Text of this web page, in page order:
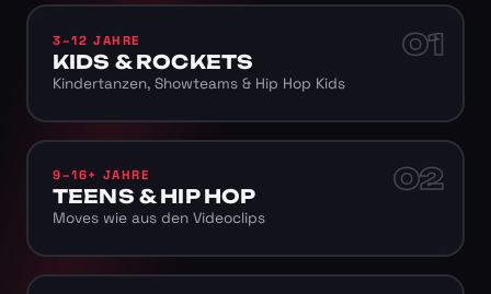
01
3–12 JAHRE
KIDS & ROCKETS
Kindertanzen, Showteams & Hip Hop Kids
02
9–16+ JAHRE
TEENS & HIP HOP
Moves wie aus den Videoclips